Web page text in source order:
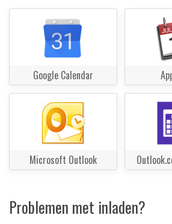
Google Calendar
Microsoft Outlook
Problemen met inladen?